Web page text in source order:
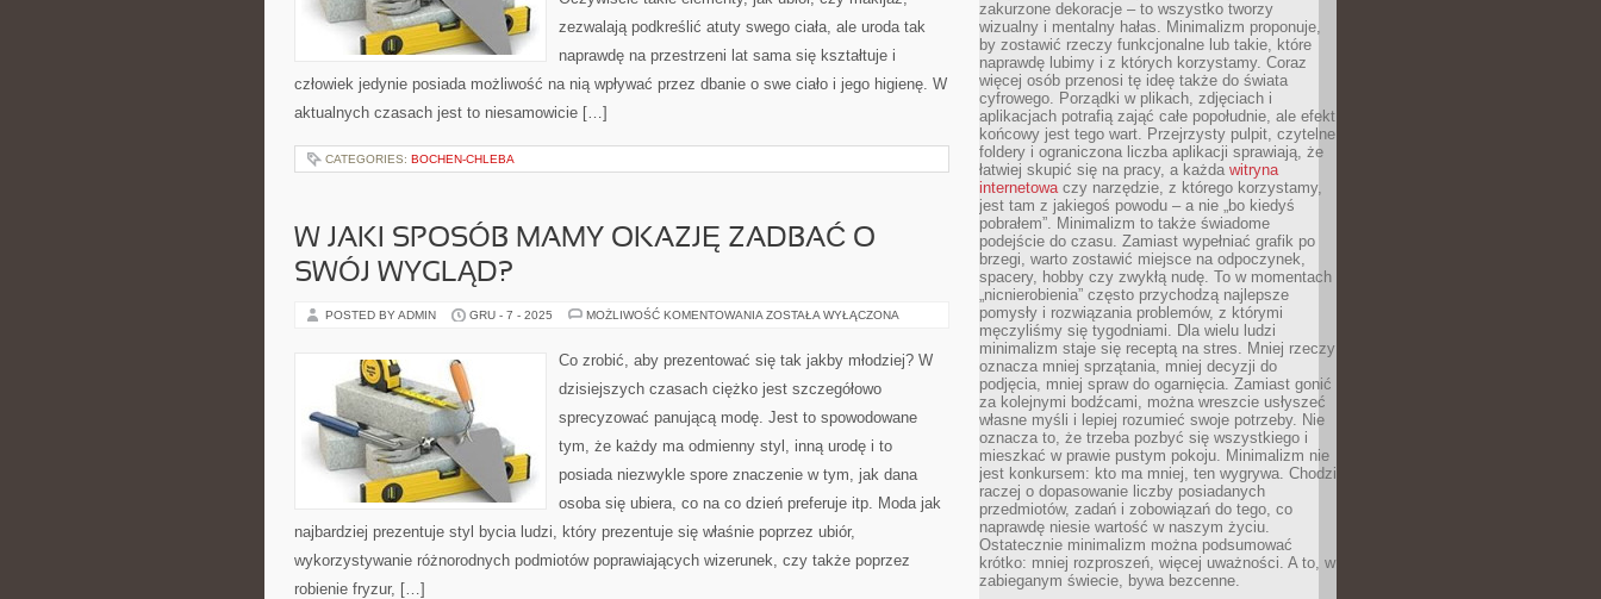
zezwalają podkreślić atuty swego ciała, ale uroda tak
naprawdę na przestrzeni lat sama się kształtuje i
człowiek jedynie posiada możliwość na nią wpływać przez dbanie o swe ciało i jego higienę. W
aktualnych czasach jest to niesamowicie […]
CATEGORIES: BOCHEN-CHLEBA
W JAKI SPOSÓB MAMY OKAZJĘ ZADBAĆ O
SWÓJ WYGLĄD?
POSTED BY ADMIN GRU - 7 - 2025 MOŻLIWOŚĆ KOMENTOWANIA W
MAMY
OKAZJĘ
O
WYGLĄD?
ZOSTAŁA WYŁĄCZONA
Co zrobić, aby prezentować się tak jakby młodziej? W
dzisiejszych czasach ciężko jest szczegółowo
sprecyzować panującą modę. Jest to spowodowane
tym, że każdy ma odmienny styl, inną urodę i to
posiada niezwykle spore znaczenie w tym, jak dana
osoba się ubiera, co na co dzień preferuje itp. Moda jak
najbardziej prezentuje styl bycia ludzi, który prezentuje się właśnie poprzez ubiór,
wykorzystywanie różnorodnych podmiotów poprawiających wizerunek, czy także poprzez
robienie fryzur, […]
zakurzone dekoracje – to wszystko tworzy
wizualny i mentalny hałas. Minimalizm proponuje,
by zostawić rzeczy funkcjonalne lub takie, które
naprawdę lubimy i z których korzystamy. Coraz
więcej osób przenosi tę ideę także do świata
cyfrowego. Porządki w plikach, zdjęciach i
aplikacjach potrafią zająć całe popołudnie, ale efekt
końcowy jest tego wart. Przejrzysty pulpit, czytelne
foldery i ograniczona liczba aplikacji sprawiają, że
łatwiej skupić się na pracy, a każda witryna
internetowaczy narzędzie, z którego korzystamy,
jest tam z jakiegoś powodu – a nie „bo kiedyś
pobrałem”. Minimalizm to także świadome
podejście do czasu. Zamiast wypełniać grafik po
brzegi, warto zostawić miejsce na odpoczynek,
spacery, hobby czy zwykłą nudę. To w momentach
„nicnierobienia” często przychodzą najlepsze
pomysły i rozwiązania problemów, z którymi
męczyliśmy się tygodniami. Dla wielu ludzi
minimalizm staje się receptą na stres. Mniej rzeczy
oznacza mniej sprzątania, mniej decyzji do
podjęcia, mniej spraw do ogarnięcia. Zamiast gonić
za kolejnymi bodźcami, można wreszcie usłyszeć
własne myśli i lepiej rozumieć swoje potrzeby. Nie
oznacza to, że trzeba pozbyć się wszystkiego i
mieszkać w prawie pustym pokoju. Minimalizm nie
jest konkursem: kto ma mniej, ten wygrywa. Chodzi
raczej o dopasowanie liczby posiadanych
przedmiotów, zadań i zobowiązań do tego, co
naprawdę niesie wartość w naszym życiu.
Ostatecznie minimalizm można podsumować
krótko: mniej rozproszeń, więcej uważności. A to, w
zabieganym świecie, bywa bezcenne.